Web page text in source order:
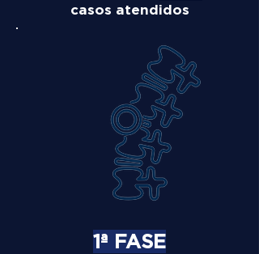
casos atendidos
1ª FASE